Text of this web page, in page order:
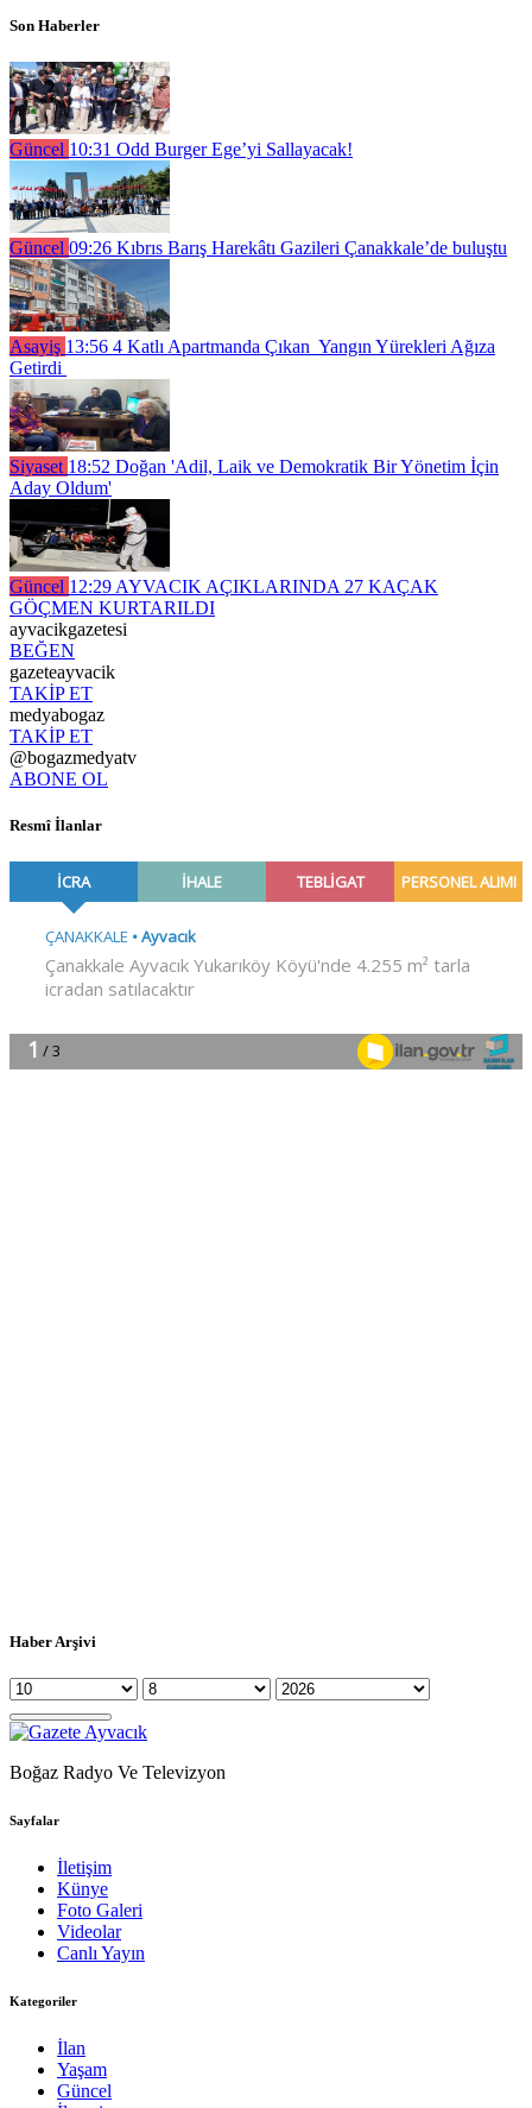
Son Haberler
Güncel 10:31 Odd Burger Ege’yi Sallayacak!
Güncel 09:26 Kıbrıs Barış Harekâtı Gazileri Çanakkale’de buluştu
Asayiş 13:56 4 Katlı Apartmanda Çıkan Yangın Yürekleri Ağıza
Getirdi
Siyaset 18:52 Doğan 'Adil, Laik ve Demokratik Bir Yönetim İçin
Aday Oldum'
Güncel 12:29 AYVACIK AÇIKLARINDA 27 KAÇAK
GÖÇMEN KURTARILDI
ayvacikgazetesi
BEĞEN
gazeteayvacik
TAKİP ET
medyabogaz
TAKİP ET
@bogazmedyatv
ABONE OL
Resmî İlanlar
Haber Arşivi
Boğaz Radyo Ve Televizyon
Sayfalar
İletişim
Künye
Foto Galeri
Videolar
Canlı Yayın
Kategoriler
İlan
Yaşam
Güncel